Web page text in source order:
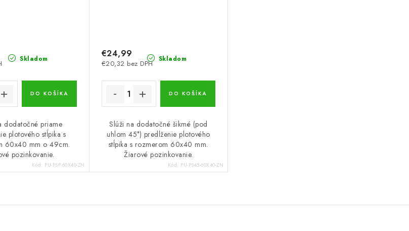
Skladom
DO KOŠÍKA
dodatočné priame
plotového stĺpika s
60x40 mm o 49cm.
pozinkovanie.
Kód: PU-PSP-60X40-ZN
Skladom
€20,32 bez DPH
€24,99
DO KOŠÍKA
Slúži na dodatočné šikmé (pod
uhlom 45°) predlženie plotového
stĺpika s rozmerom 60x40 mm.
Žiarové pozinkovanie.
Kód: PU-PS45-60X40-ZN